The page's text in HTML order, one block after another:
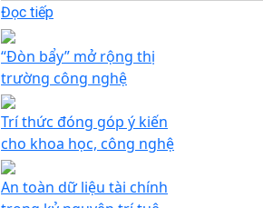
Đọc tiếp
“Đòn bẩy” mở rộng thị
trường công nghệ
Trí thức đóng góp ý kiến
cho khoa học, công nghệ
An toàn dữ liệu tài chính